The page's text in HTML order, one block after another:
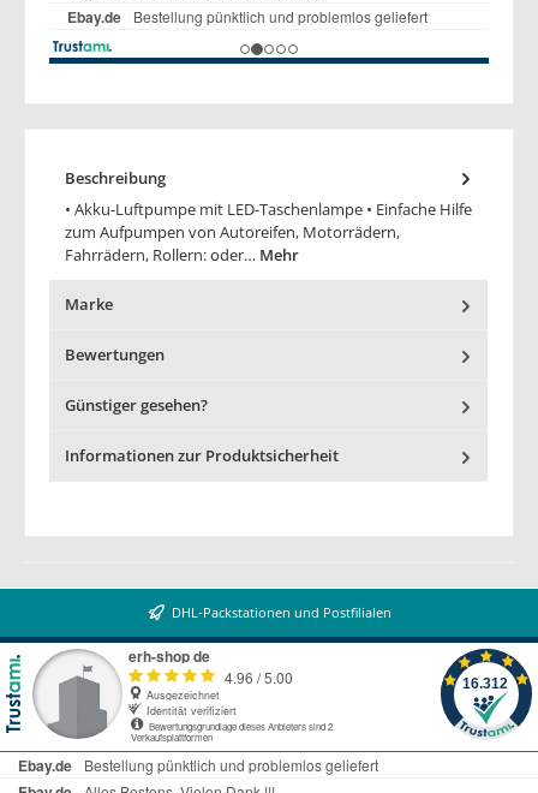
Beschreibung
• Akku-Luftpumpe mit LED-Taschenlampe • Einfache Hilfe
zum Aufpumpen von Autoreifen, Motorrädern,
Fahrrädern, Rollern: oder… Mehr
Marke
Bewertungen
Günstiger gesehen?
Informationen zur Produktsicherheit
DHL-Packstationen und Postfilialen